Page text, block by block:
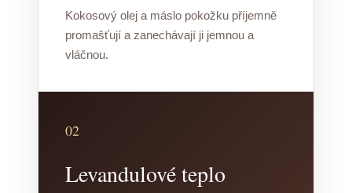
Kokosový olej a máslo pokožku příjemně
promašťují a zanechávají ji jemnou a
vláčnou.
02
Levandulové teplo